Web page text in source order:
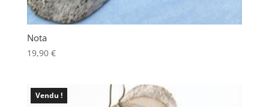
Nota
19,90 €
Vendu !